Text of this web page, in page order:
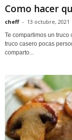
Como hacer
cheff - 13 octubre, 2021
Te compartimos un
truco casero pocas
comparto...